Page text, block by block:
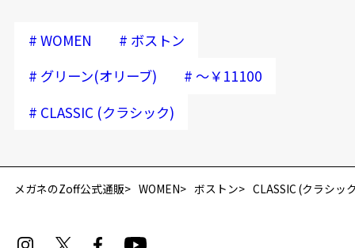
# WOMEN # ボストン
# グリーン(オリーブ) # ～￥11100
# CLASSIC (クラシック)
メガネのZoff公式通販 WOMEN ボストン CLASSIC (クラシッ